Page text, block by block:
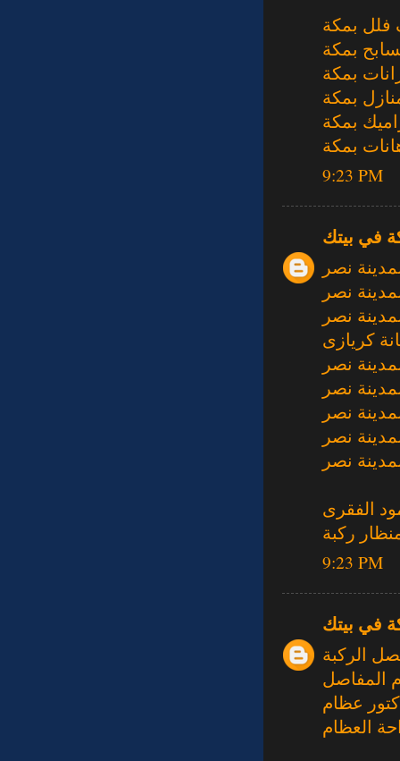
بمكة
بمكة
بمكة
بمكة
بمكة
بمكة
9:23 PM
في بيتك
نصر
نصر
نصر
كريازى
نصر
نصر
نصر
نصر
نصر
الفقرى
ركبة
9:23 PM
في بيتك
الركبة
المفاصل
عظام
العظام